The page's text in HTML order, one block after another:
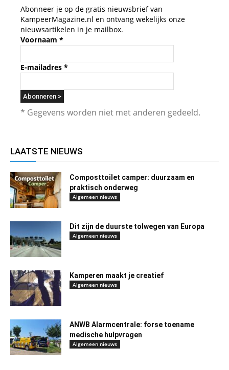
Abonneer je op de gratis nieuwsbrief van
KampeerMagazine.nl en ontvang wekelijks onze
nieuwsartikelen in je mailbox.
Voornaam *
E-mailadres *
* Gegevens worden niet met anderen gedeeld.
LAATSTE NIEUWS
Composttoilet camper: duurzaam en
praktisch onderweg
Algemeen nieuws
Dit zijn de duurste tolwegen van Europa
Algemeen nieuws
Kamperen maakt je creatief
Algemeen nieuws
ANWB Alarmcentrale: forse toename
medische hulpvragen
Algemeen nieuws